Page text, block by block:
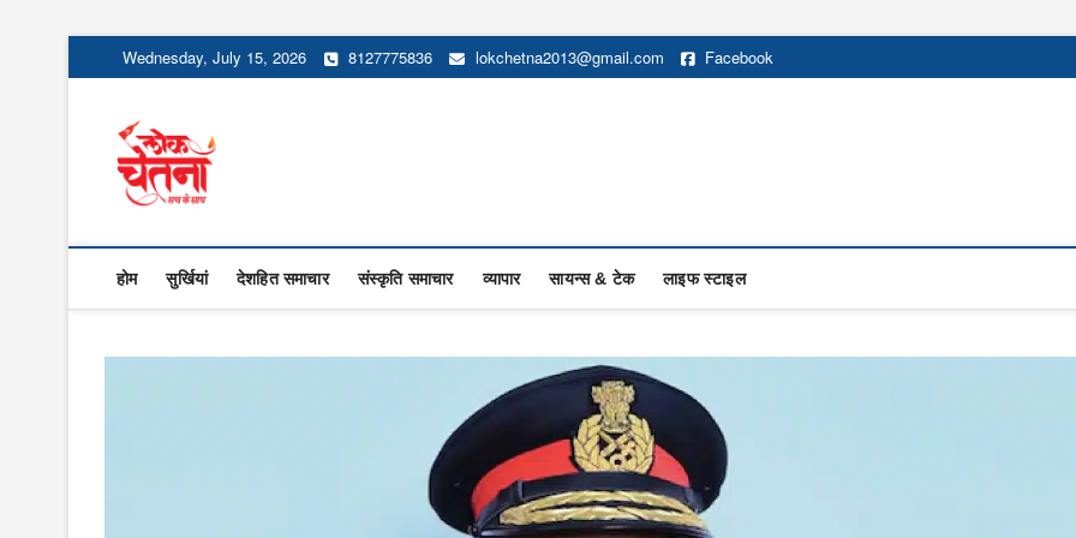
to
Wednesday, July 15, 2026 8127775836 lokchetna2013@gmail.com Facebook
होम सुर्खियां देशहित समाचार संस्कृति समाचार व्यापार सायन्स & टेक लाइफ स्टाइल